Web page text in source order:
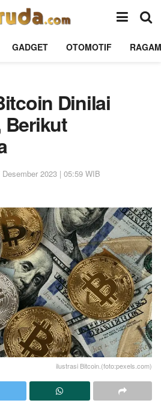
GADGET OTOMOTIF RAGAM
Dinilai
Berikut
Desember 2023 | 05:59 WIB
ilustrasi Bitcoin.(foto:pexels.com)